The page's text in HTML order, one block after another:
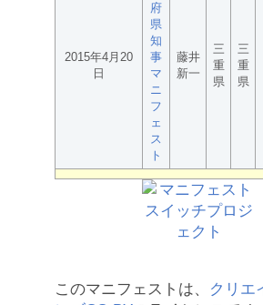
2015年4月20
日
府
県
知
事
マ
ニ
フ
ェ
ス
ト
藤井
新一
三
重
県
三
重
県
このマニフェストは、
クリエ